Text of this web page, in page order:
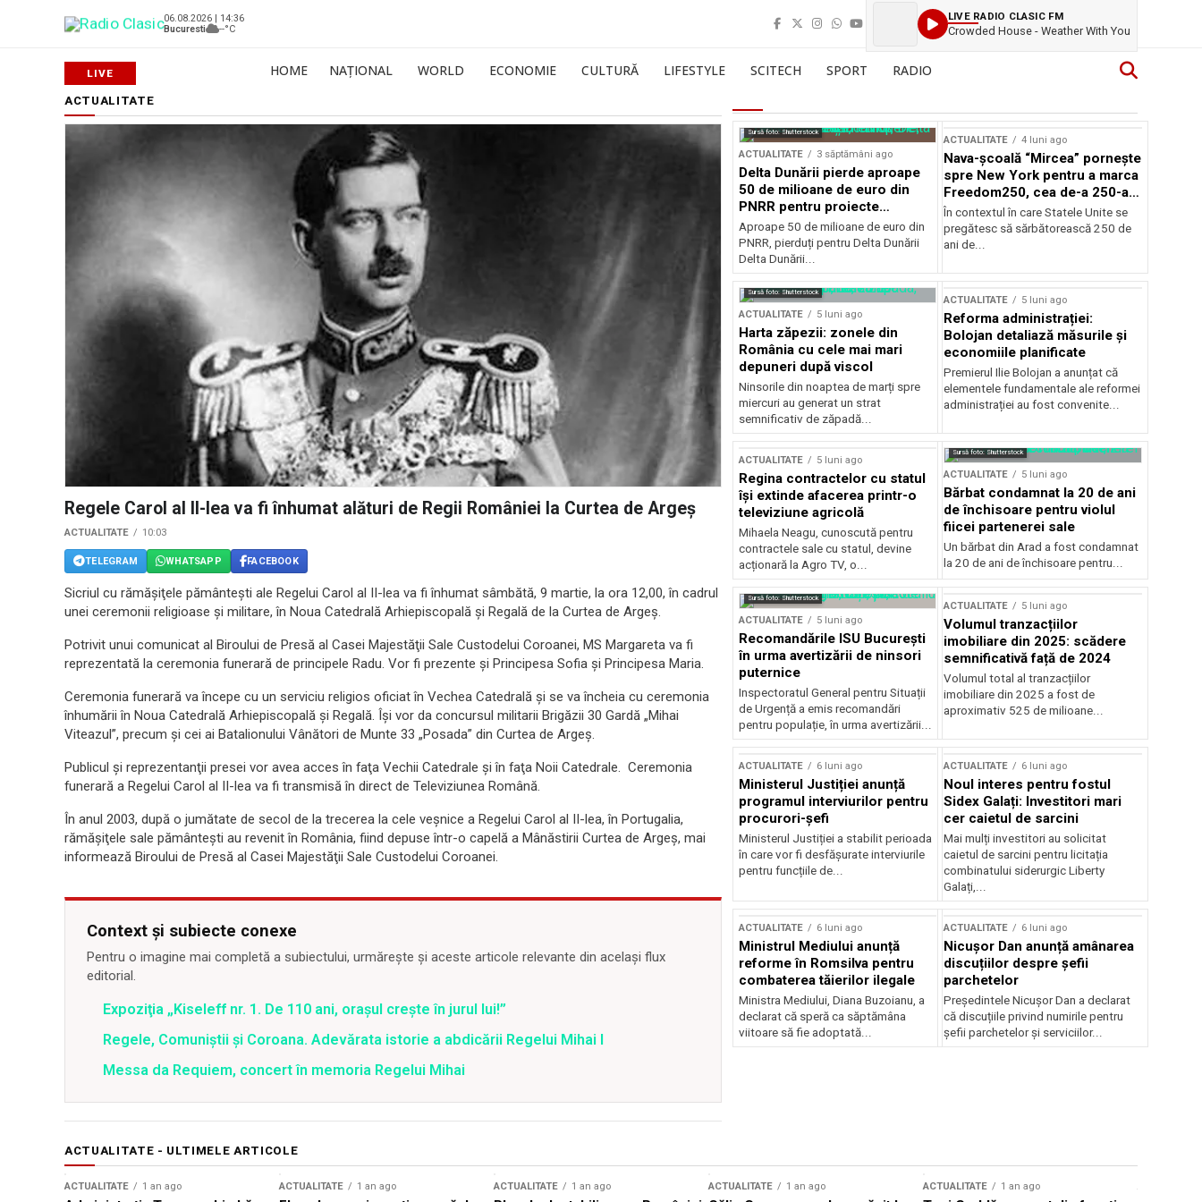
06.08.2026 | 14:36
Bucuresti
--°C
LIVE RADIO CLASIC FM
Crowded House - Weather With You
HOME NAȚIONAL WORLD ECONOMIE CULTURĂ LIFESTYLE SCITECH SPORT RADIO
ACTUALITATE
Regele Carol al II-lea va fi înhumat alături de Regii României la Curtea de Argeș
ACTUALITATE 10:03
TELEGRAM WHATSAPP FACEBOOK
Sicriul cu rămăşiţele pământeşti ale Regelui Carol al II-lea va fi înhumat sâmbătă, 9 martie, la ora 12,00, în cadrul
unei ceremonii religioase şi militare, în Noua Catedrală Arhiepiscopală şi Regală de la Curtea de Argeş.
Potrivit unui comunicat al Biroului de Presă al Casei Majestăţii Sale Custodelui Coroanei, MS Margareta va fi
reprezentată la ceremonia funerară de principele Radu. Vor fi prezente și Principesa Sofia şi Principesa Maria.
Ceremonia funerară va începe cu un serviciu religios oficiat în Vechea Catedrală şi se va încheia cu ceremonia
înhumării în Noua Catedrală Arhiepiscopală şi Regală. Îşi vor da concursul militarii Brigăzii 30 Gardă „Mihai
Viteazul”, precum şi cei ai Batalionului Vânători de Munte 33 „Posada” din Curtea de Argeş.
Publicul şi reprezentanţii presei vor avea acces în faţa Vechii Catedrale şi în faţa Noii Catedrale. Ceremonia
funerară a Regelui Carol al II-lea va fi transmisă în direct de Televiziunea Română.
În anul 2003, după o jumătate de secol de la trecerea la cele veşnice a Regelui Carol al II-lea, în Portugalia,
rămăşiţele sale pământeşti au revenit în România, fiind depuse într-o capelă a Mânăstirii Curtea de Argeş, mai
informează Biroului de Presă al Casei Majestăţii Sale Custodelui Coroanei.
Context și subiecte conexe
Pentru o imagine mai completă a subiectului, urmărește și aceste articole relevante din același flux
editorial.
Expoziţia „Kiseleff nr. 1. De 110 ani, oraşul creşte în jurul lui!”
Regele, Comuniştii şi Coroana. Adevărata istorie a abdicării Regelui Mihai I
Messa da Requiem, concert în memoria Regelui Mihai
Sursă foto: Shutterstock
ACTUALITATE 3 săptămâni ago
Delta Dunării pierde aproape
50 de milioane de euro din
PNRR pentru proiecte
esențiale
Aproape 50 de milioane de euro din
PNRR, pierduți pentru Delta Dunării
Delta Dunării...
ACTUALITATE 4 luni ago
Nava-școală “Mircea” pornește
spre New York pentru a marca
Freedom250, cea de-a 250-a
aniversare a Statelor Unite
În contextul în care Statele Unite se
pregătesc să sărbătorească 250 de
ani de...
Sursă foto: Shutterstock
ACTUALITATE 5 luni ago
Harta zăpezii: zonele din
România cu cele mai mari
depuneri după viscol
Ninsorile din noaptea de marți spre
miercuri au generat un strat
semnificativ de zăpadă...
ACTUALITATE 5 luni ago
Reforma administrației:
Bolojan detaliază măsurile și
economiile planificate
Premierul Ilie Bolojan a anunțat că
elementele fundamentale ale reformei
administrației au fost convenite...
ACTUALITATE 5 luni ago
Regina contractelor cu statul
își extinde afacerea printr-o
televiziune agricolă
Mihaela Neagu, cunoscută pentru
contractele sale cu statul, devine
acționară la Agro TV, o...
Sursă foto: Shutterstock
ACTUALITATE 5 luni ago
Bărbat condamnat la 20 de ani
de închisoare pentru violul
fiicei partenerei sale
Un bărbat din Arad a fost condamnat
la 20 de ani de închisoare pentru...
Sursă foto: Shutterstock
ACTUALITATE 5 luni ago
Recomandările ISU București
în urma avertizării de ninsori
puternice
Inspectoratul General pentru Situații
de Urgență a emis recomandări
pentru populație, în urma avertizării...
ACTUALITATE 5 luni ago
Volumul tranzacțiilor
imobiliare din 2025: scădere
semnificativă față de 2024
Volumul total al tranzacțiilor
imobiliare din 2025 a fost de
aproximativ 525 de milioane...
ACTUALITATE 6 luni ago
Ministerul Justiției anunță
programul interviurilor pentru
procurori-șefi
Ministerul Justiției a stabilit perioada
în care vor fi desfășurate interviurile
pentru funcțiile de...
ACTUALITATE 6 luni ago
Noul interes pentru fostul
Sidex Galați: Investitori mari
cer caietul de sarcini
Mai mulți investitori au solicitat
caietul de sarcini pentru licitația
combinatului siderurgic Liberty
Galați,...
ACTUALITATE 6 luni ago
Ministrul Mediului anunță
reforme în Romsilva pentru
combaterea tăierilor ilegale
Ministra Mediului, Diana Buzoianu, a
declarat că speră ca săptămâna
viitoare să fie adoptată...
ACTUALITATE 6 luni ago
Nicușor Dan anunță amânarea
discuțiilor despre șefii
parchetelor
Președintele Nicușor Dan a declarat
că discuțiile privind numirile pentru
șefii parchetelor și serviciilor...
ACTUALITATE - ULTIMELE ARTICOLE
ACTUALITATE 1 an ago ACTUALITATE 1 an ago ACTUALITATE 1 an ago ACTUALITATE 1 an ago ACTUALITATE 1 an ago